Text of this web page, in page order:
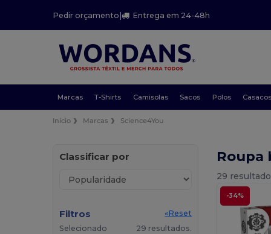
Pedir orçamento| Entrega em 24-48h
Marcas T-Shirts Camisolas Sacos Polos Casacos
Início Marcas Science4You
Classificar por
Filtros
«Reset
Selecionado
29 resultados.
Roupa
29
-34%